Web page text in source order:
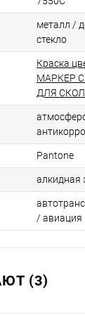
металл /
стекло
Краска
МАРКЕР
ДЛЯ
Pantone
алкидная
/ авиация
(3)